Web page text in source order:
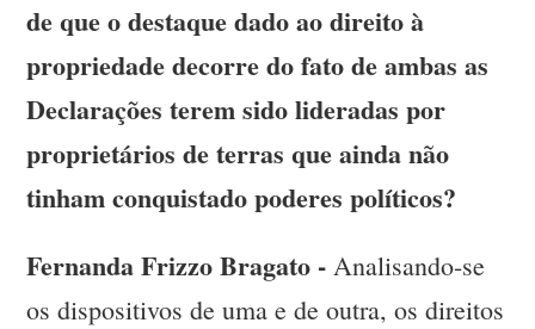
de que o destaque dado ao direito à
propriedade decorre do fato de ambas as
Declarações terem sido lideradas por
proprietários de terras que ainda não
tinham conquistado poderes políticos?
Fernanda Frizzo Bragato - Analisando-se
os dispositivos de uma e de outra, os direitos